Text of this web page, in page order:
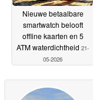
Nieuwe betaalbare
smartwatch belooft
offline kaarten en 5
ATM waterdichtheid 21-
05-2026